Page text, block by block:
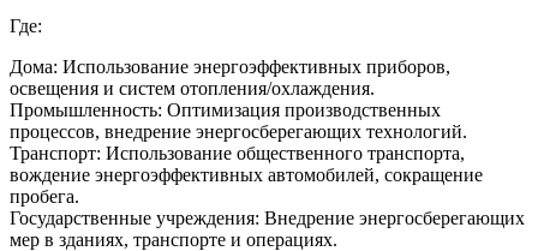
Где:
Дома: Использование энергоэффективных приборов,
освещения и систем отопления/охлаждения.
Промышленность: Оптимизация производственных
процессов, внедрение энергосберегающих технологий.
Транспорт: Использование общественного транспорта,
вождение энергоэффективных автомобилей, сокращение
пробега.
Государственные учреждения: Внедрение энергосберегающих
мер в зданиях, транспорте и операциях.